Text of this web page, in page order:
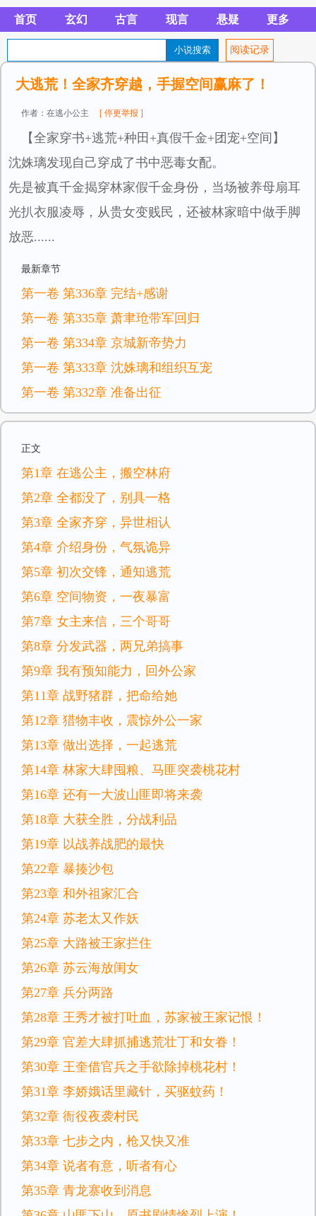
首页 玄幻 古言 现言 悬疑 更多
阅读记录
大逃荒！全家齐穿越，手握空间赢麻了！
作者：在逃小公主 [ 停更举报 ]
【全家穿书+逃荒+种田+真假千金+团宠+空间】
沈姝璃发现自己穿成了书中恶毒女配。
先是被真千金揭穿林家假千金身份，当场被养母扇耳
光扒衣服凌辱，从贵女变贱民，还被林家暗中做手脚
放恶......
最新章节
第一卷 第336章 完结+感谢
第一卷 第335章 萧聿玱带军回归
第一卷 第334章 京城新帝势力
第一卷 第333章 沈姝璃和组织互宠
第一卷 第332章 准备出征
正文
第1章 在逃公主，搬空林府
第2章 全都没了，别具一格
第3章 全家齐穿，异世相认
第4章 介绍身份，气氛诡异
第5章 初次交锋，通知逃荒
第6章 空间物资，一夜暴富
第7章 女主来信，三个哥哥
第8章 分发武器，两兄弟搞事
第9章 我有预知能力，回外公家
第11章 战野猪群，把命给她
第12章 猎物丰收，震惊外公一家
第13章 做出选择，一起逃荒
第14章 林家大肆囤粮、马匪突袭桃花村
第16章 还有一大波山匪即将来袭
第18章 大获全胜，分战利品
第19章 以战养战肥的最快
第22章 暴揍沙包
第23章 和外祖家汇合
第24章 苏老太又作妖
第25章 大路被王家拦住
第26章 苏云海放闺女
第27章 兵分两路
第28章 王秀才被打吐血，苏家被王家记恨！
第29章 官差大肆抓捕逃荒壮丁和女眷！
第30章 王奎借官兵之手欲除掉桃花村！
第31章 李娇娥话里藏针，买驱蚊药！
第32章 衙役夜袭村民
第33章 七步之内，枪又快又准
第34章 说者有意，听者有心
第35章 青龙寨收到消息